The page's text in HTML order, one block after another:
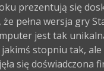
prezentują się
pełna wersja gry
jest tak
stopniu tak,
się doświadczona